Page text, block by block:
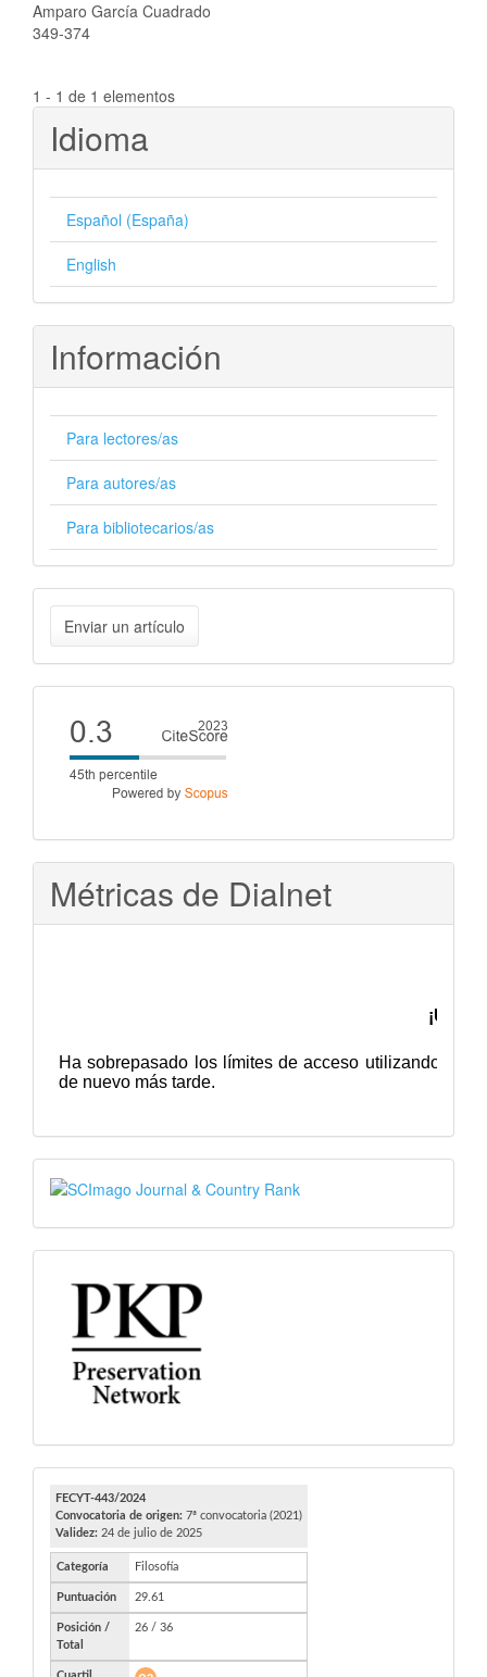
Amparo García Cuadrado
349-374
1 - 1 de 1 elementos
Idioma
Español (España)
English
Información
Para lectores/as
Para autores/as
Para bibliotecarios/as
Enviar
un
artículo
Enviar un artículo
Cite
score
Métricas de Dialnet
SJR
PKP
FECYT